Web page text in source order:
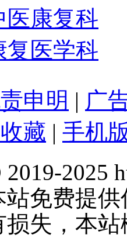
医康复科
复医学科
申明 | 广
藏 | 手机
2025
免费提
损失，本